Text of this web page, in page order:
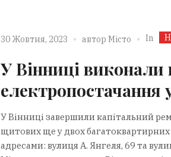
30 Жовтня, 2023 автор Місто In
У Вінниці
електропостачання
У Вінниці завершили капітальний
щитових ще у двох
адресами: вулиця А. Янгеля, 69 та